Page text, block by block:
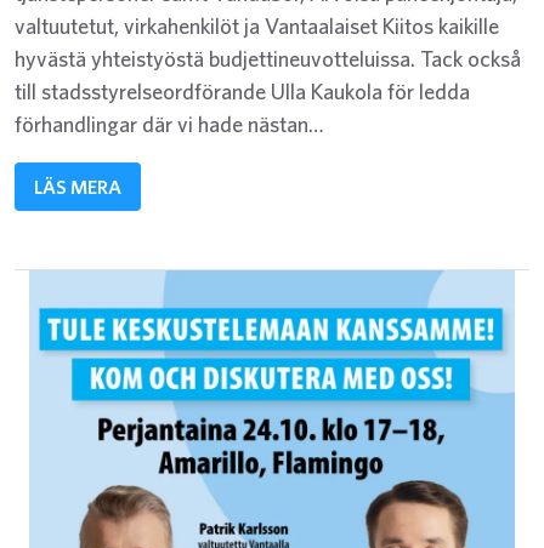
valtuutetut, virkahenkilöt ja Vantaalaiset Kiitos kaikille
hyvästä yhteistyöstä budjettineuvotteluissa. Tack också
till stadsstyrelseordförande Ulla Kaukola för ledda
förhandlingar där vi hade nästan…
LÄS MERA